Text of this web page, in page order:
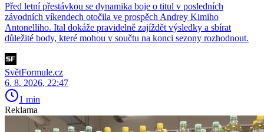
Před letní přestávkou se dynamika boje o titul v posledních
závodních víkendech otočila ve prospěch Andrey Kimiho
Antonelliho. Ital dokáže pravidelně zajíždět výsledky a sbírat
důležité body, které mohou v součtu na konci sezony rozhodnout.
SvětFormule.cz
6. 8. 2026, 22:47
1 min
Reklama